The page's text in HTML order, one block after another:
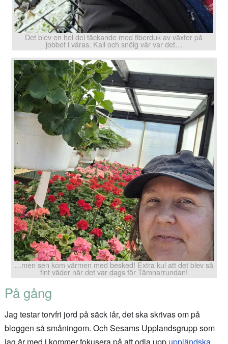
Det blev en hel del täckande med fiberduk av växter på
jobbet i våras. Kall och snöig vår var det…
…men sen kom värmen med besked! Extra kul att det blev så
fint väder när det var dags för Tämnarrundan!
På gång
Jag testar torvfri jord på säck iår, det ska skrivas om på
bloggen så småningom. Och Sesams Upplandsgrupp som
jag är med i kommer fokusera på att odla upp uppländska